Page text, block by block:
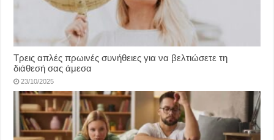
Τρεις απλές πρωινές συνήθειες για να βελτιώσετε τη
διάθεσή σας άμεσα
23/10/2025